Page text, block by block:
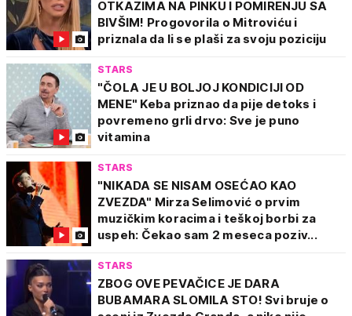
OTKAZIMA NA PINKU I POMIRENJU SA
BIVŠIM! Progovorila o Mitroviću i
priznala da li se plaši za svoju poziciju
STARS
"ČOLA JE U BOLJOJ KONDICIJI OD
MENE" Keba priznao da pije detoks i
povremeno grli drvo: Sve je puno
vitamina
STARS
"NIKADA SE NISAM OSEĆAO KAO
ZVEZDA" Mirza Selimović o prvim
muzičkim koracima i teškoj borbi za
uspeh: Čekao sam 2 meseca poziv...
STARS
ZBOG OVE PEVAČICE JE DARA
BUBAMARA SLOMILA STO! Svi bruje o